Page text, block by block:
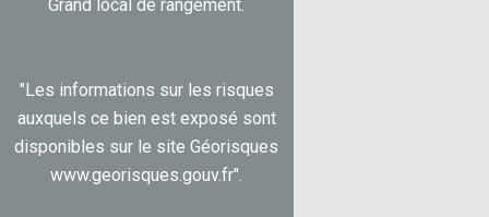
Grand local de rangement.
"Les informations sur les risques
auxquels ce bien est exposé sont
disponibles sur le site Géorisques
www.georisques.gouv.fr".